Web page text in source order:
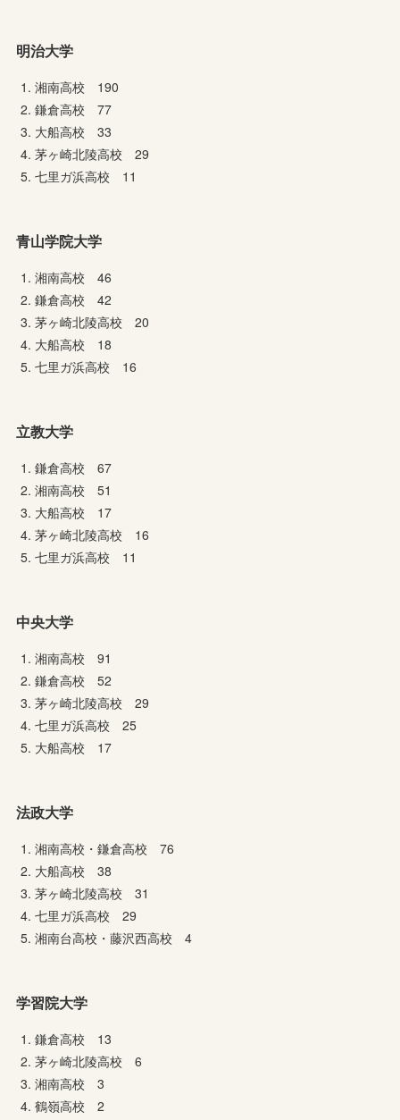
明治大学
湘南高校 190
鎌倉高校 77
大船高校 33
茅ヶ崎北陵高校 29
七里ガ浜高校 11
青山学院大学
湘南高校 46
鎌倉高校 42
茅ヶ崎北陵高校 20
大船高校 18
七里ガ浜高校 16
立教大学
鎌倉高校 67
湘南高校 51
大船高校 17
茅ヶ崎北陵高校 16
七里ガ浜高校 11
中央大学
湘南高校 91
鎌倉高校 52
茅ヶ崎北陵高校 29
七里ガ浜高校 25
大船高校 17
法政大学
湘南高校・鎌倉高校 76
大船高校 38
茅ヶ崎北陵高校 31
七里ガ浜高校 29
湘南台高校・藤沢西高校 4
学習院大学
鎌倉高校 13
茅ヶ崎北陵高校 6
湘南高校 3
鶴嶺高校 2